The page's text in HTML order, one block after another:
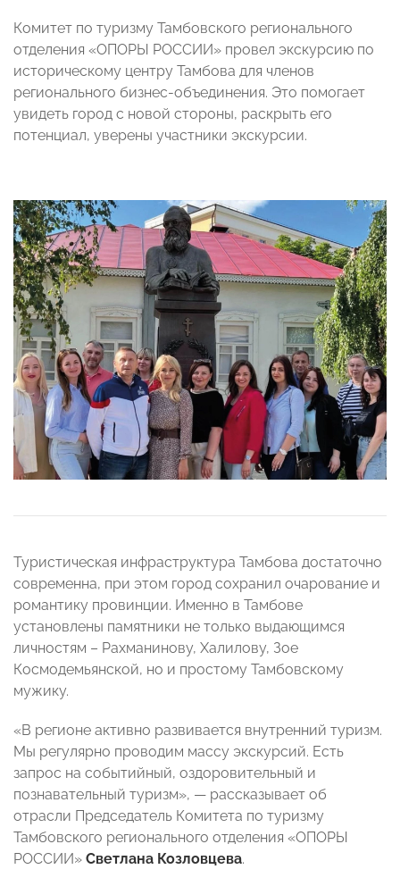
Комитет по туризму Тамбовского регионального
отделения «ОПОРЫ РОССИИ» провел экскурсию по
историческому центру Тамбова для членов
регионального бизнес-объединения. Это помогает
увидеть город с новой стороны, раскрыть его
потенциал, уверены участники экскурсии.
Туристическая инфраструктура Тамбова достаточно
современна, при этом город сохранил очарование и
романтику провинции. Именно в Тамбове
установлены памятники не только выдающимся
личностям – Рахманинову, Халилову, Зое
Космодемьянской, но и простому Тамбовскому
мужику.
«В регионе активно развивается внутренний туризм.
Мы регулярно проводим массу экскурсий. Есть
запрос на событийный, оздоровительный и
познавательный туризм», — рассказывает об
отрасли Председатель Комитета по туризму
Тамбовского регионального отделения «ОПОРЫ
РОССИИ» Светлана Козловцева.